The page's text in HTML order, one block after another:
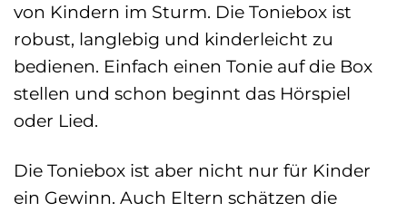
von Kindern im Sturm. Die Toniebox ist
robust, langlebig und kinderleicht zu
bedienen. Einfach einen Tonie auf die Box
stellen und schon beginnt das Hörspiel
oder Lied.
Die Toniebox ist aber nicht nur für Kinder
ein Gewinn. Auch Eltern schätzen die